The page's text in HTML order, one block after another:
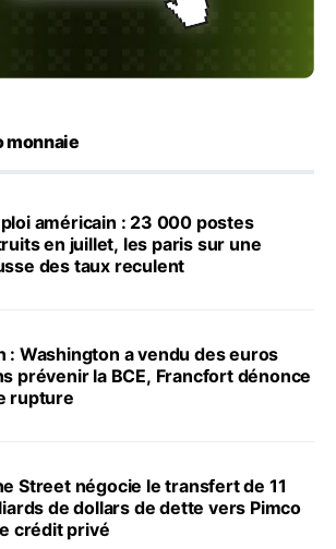
monnaie
américain : 23 000 postes
en juillet, les paris sur une
des taux reculent
: Washington a vendu des euros
prévenir la BCE, Francfort dénonce
rupture
Street négocie le transfert de 11
de dollars de dette vers Pimco
crédit privé